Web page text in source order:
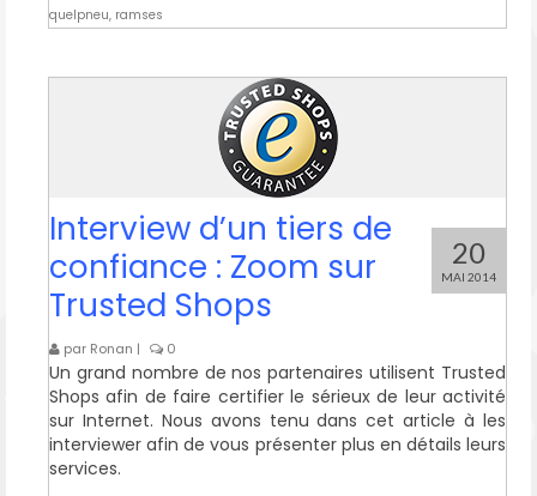
quelpneu, ramses
20
MAI 2014
Interview d’un tiers de
confiance : Zoom sur
Trusted Shops
par Ronan | 0
Un grand nombre de nos partenaires utilisent Trusted
Shops afin de faire certifier le sérieux de leur activité
sur Internet. Nous avons tenu dans cet article à les
interviewer afin de vous présenter plus en détails leurs
services.